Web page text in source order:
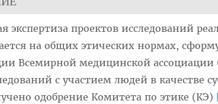
экспертиза проектов исследований
на общих этических нормах,
Всемирной медицинской
с участием людей в качестве
одобрение Комитета по этике (КЭ)